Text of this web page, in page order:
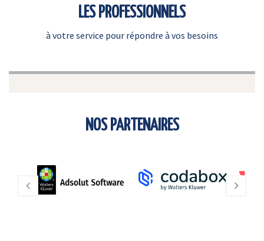
LES PROFESSIONNELS
à votre service pour répondre à vos besoins
NOS PARTENAIRES